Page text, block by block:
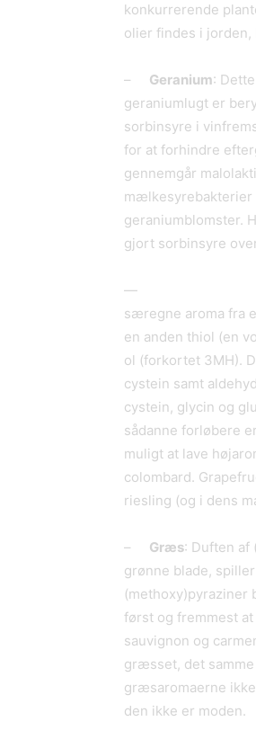
konkurrerende
olier findes i jorden,
– Geranium:
geraniumlugt er
sorbinsyre i
for at forhindre
gennemgår
mælkesyrebakterier
geraniumblomster.
gjort sorbinsyre
særegne aroma fra
en anden thiol (en
ol (forkortet 3MH).
cystein samt
cystein, glycin og
sådanne forløbere
muligt at lave
colombard.
riesling (og i dens
– Græs: Duften af
grønne blade,
(methoxy)pyraziner
først og fremmest
sauvignon og
græsset, det
græsaromaerne
den ikke er moden.